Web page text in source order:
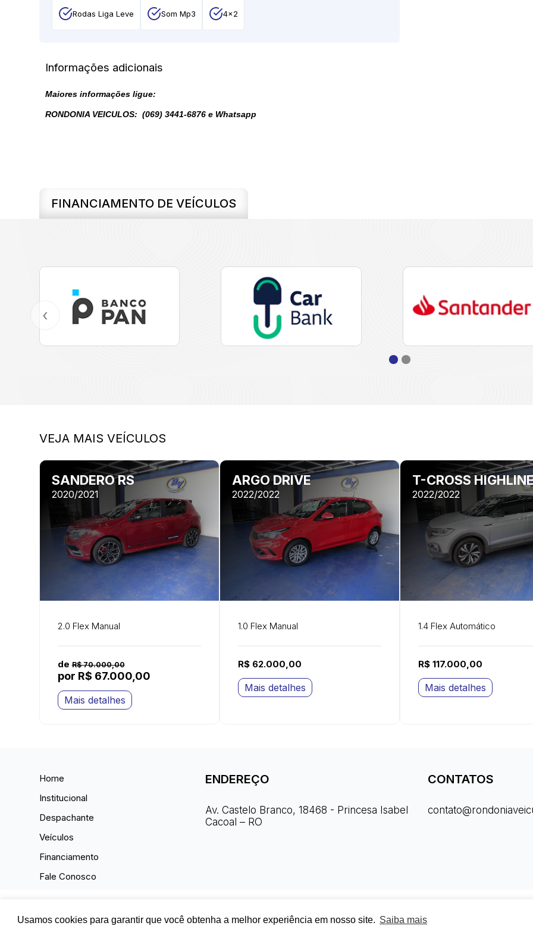
Usamos cookies para garantir que você obtenha a melhor experiência em nosso site. Saiba mais
Rodas Liga Leve Som Mp3 4x2
Informações adicionais
Maiores informações ligue:
RONDONIA VEICULOS: (069) 3441-6876 e Whatsapp
FINANCIAMENTO DE VEÍCULOS
‹
VEJA MAIS VEÍCULOS
SANDERO RS
2020/2021
2.0 Flex Manual
deR$ 70.000,00
por R$ 67.000,00
Mais detalhes
ARGO DRIVE
2022/2022
1.0 Flex Manual
R$ 62.000,00
Mais detalhes
T-CROSS
2022/2022
1.4 Flex Automático
R$ 117.000,00
Mais detalhes
Home
Institucional
Despachante
Veículos
Financiamento
Fale Conosco
ENDEREÇO
Av. Castelo Branco, 18468 - Princesa Isabel
Cacoal – RO
CONTATOS
© 2026 - Todos os direitos reservados